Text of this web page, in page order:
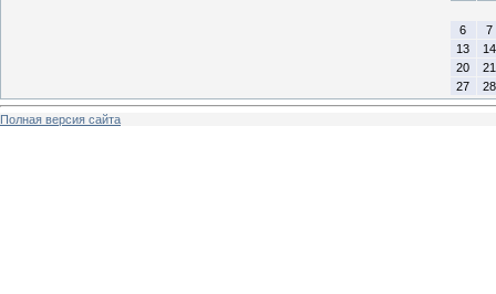
6
7
13
14
20
21
27
28
Полная версия сайта